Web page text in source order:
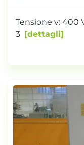
Tensione v: 400
3
dettagli